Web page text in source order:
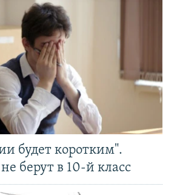
будет коротким".
берут в 10-й класс